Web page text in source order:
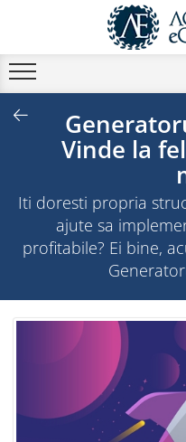
Vinde la
Iti doresti propria
ajute sa
profitabile? Ei bine,